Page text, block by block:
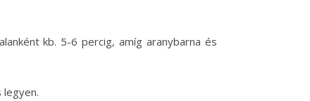
kb. 5-6 percig, amíg aranybarna és